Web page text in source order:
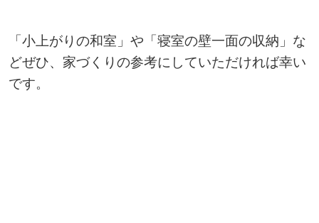
「小上がりの和室」や「寝室の壁一面の収納」な
どぜひ、家づくりの参考にしていただければ幸い
です。